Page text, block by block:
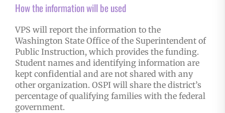
How the information will be used
VPS will report the information to the
Washington State Office of the Superintendent of
Public Instruction, which provides the funding.
Student names and identifying information are
kept confidential and are not shared with any
other organization. OSPI will share the district’s
percentage of qualifying families with the federal
government.